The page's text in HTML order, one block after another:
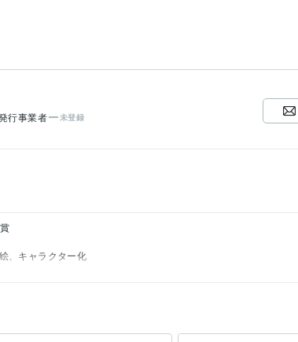
行事業者 未登録
、キャラクター化